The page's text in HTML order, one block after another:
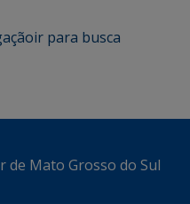
ir para busca
de Mato Grosso do Sul